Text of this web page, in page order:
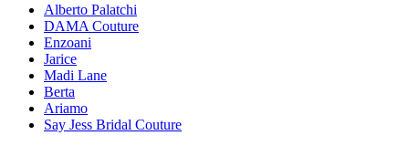
Alberto Palatchi
DAMA Couture
Enzoani
Jarice
Madi Lane
Berta
Ariamo
Say Jess Bridal Couture